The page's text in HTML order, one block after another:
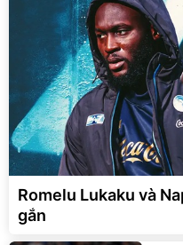
Romelu Lukaku và
gắn